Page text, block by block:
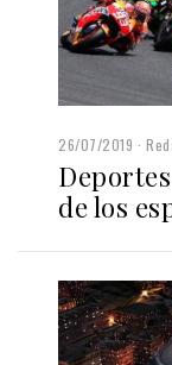
26/07/2019
de los